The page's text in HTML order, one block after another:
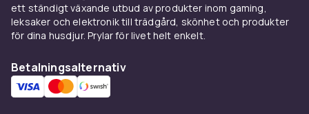
samhället bättre. Köp dina böcker om sociologi
online hos CDON och få dem levererade direkt
ett ständigt växande utbud av produkter inom gaming,
leksaker och elektronik till trädgård, skönhet och produkter
för dina husdjur. Prylar för livet helt enkelt.
Betalningsalternativ